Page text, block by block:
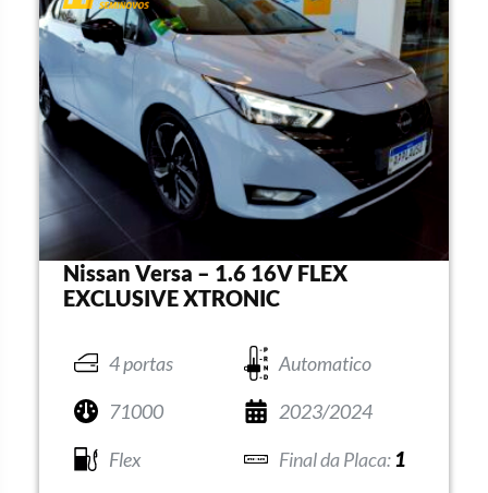
Nissan Versa – 1.6 16V FLEX
EXCLUSIVE XTRONIC
4 portas
Automatico
71000
2023/2024
Flex
1